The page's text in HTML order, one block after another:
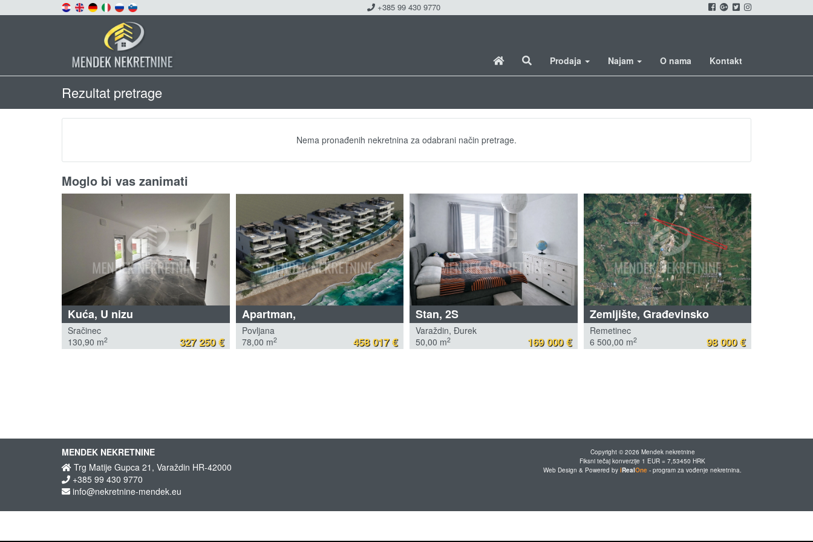
+385 99 430 9770
Prodaja Najam O nama Kontakt
Rezultat pretrage
Nema pronađenih nekretnina za odabrani način pretrage.
Moglo bi vas zanimati
Kuća, U nizu
Sračinec
130,90 m2 327 250 €
Apartman,
Povljana
78,00 m2 458 017 €
Stan, 2S
Varaždin, Đurek
50,00 m2 169 000 €
Zemljište, Građevinsko
Remetinec
6 500,00 m2 98 000 €
MENDEK NEKRETNINE
Trg Matije Gupca 21, Varaždin HR-42000
+385 99 430 9770
info@nekretnine-mendek.eu
Copyright © 2026 Mendek nekretnine
Fiksni tečaj konverzije 1 EUR = 7,53450 HRK
Web Design & Powered by iRealOne - program za vođenje nekretnina.